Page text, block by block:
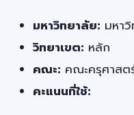
มหาวิทยาลัย: มหา
วิทยาเขต: หลัก
คณะ: คณะครุศาสต
คะแนนที่ใช้: